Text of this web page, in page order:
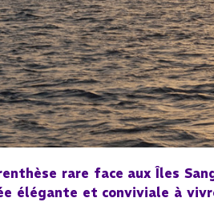
rare face aux Îles
élégante et conviviale à